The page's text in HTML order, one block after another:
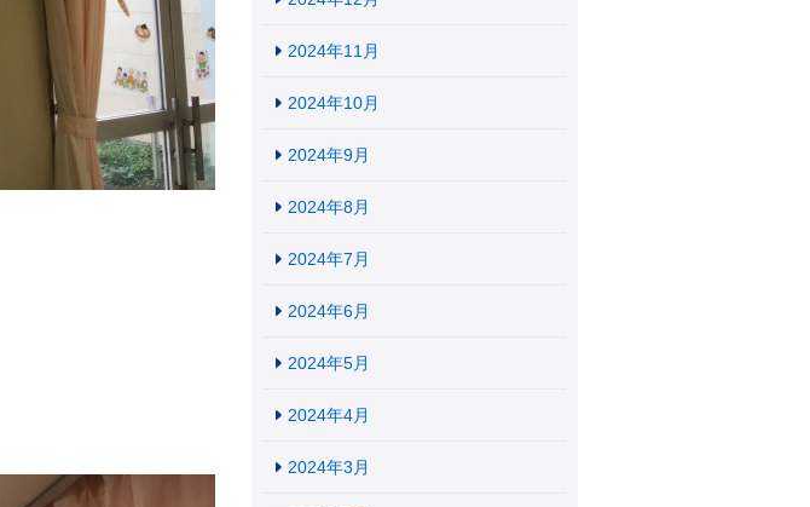
2024年11月
2024年10月
2024年9月
2024年8月
2024年7月
2024年6月
2024年5月
2024年4月
2024年3月